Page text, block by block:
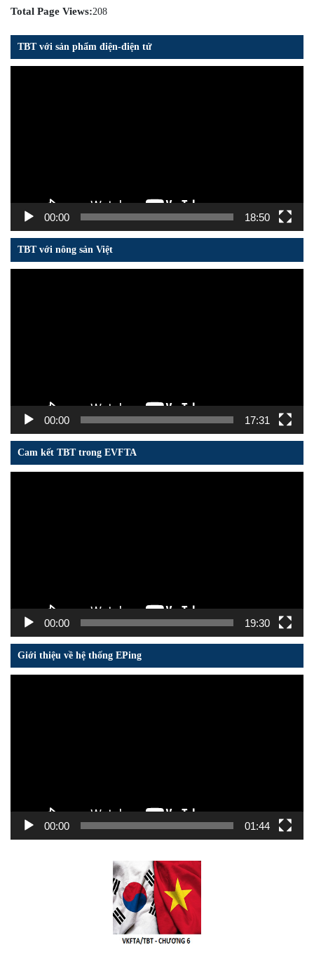
Total Page Views:208
TBT với sản phẩm điện-điện tử
00:00 18:50
TBT với nông sản Việt
00:00 17:31
Cam kết TBT trong EVFTA
00:00 19:30
Giới thiệu về hệ thống EPing
00:00 01:44